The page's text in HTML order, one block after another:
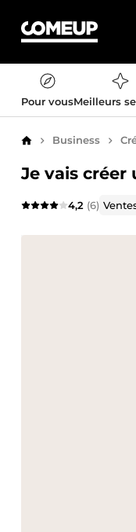
Pour vousMeilleurs
AccueilBusiness
Je vais
4,2 (6)